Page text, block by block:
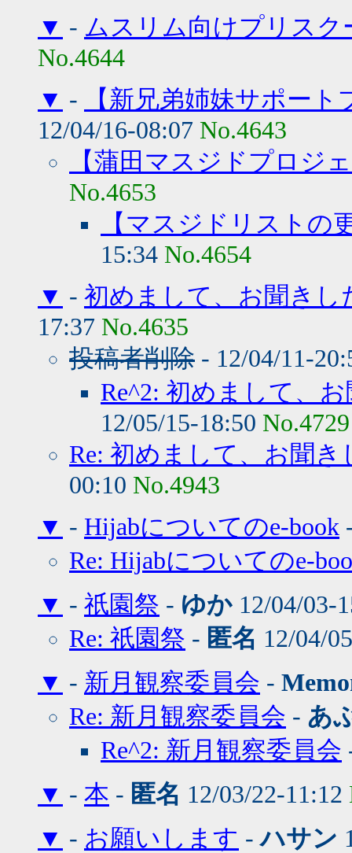
▼ - ムスリム向けプリスク
No.4644
▼ -
【新兄弟姉妹サポー
12/04/16-08:07 No.4643
【蒲田マスジドプロジ
No.4653
【マスジドリストの
15:34 No.4654
▼ - 初めまして、お聞きし
17:37 No.4635
投稿者削除 - 12/04/11-
Re^2: 初めまして、
12/05/15-18:50 No.4729
Re: 初めまして、お聞
00:10 No.4943
▼ - Hijabについてのe-book
Re: Hijabについてのe-
▼ - 祇園祭 - ゆか 12/04/03-
Re: 祇園祭 - 匿名 12/04/
▼ - 新月観察委員会 -
Re: 新月観察委員会 - あ
Re^2: 新月観察委員会
▼ - 本 - 匿名 12/03/22-11:12
▼ - お願いします -ハサン